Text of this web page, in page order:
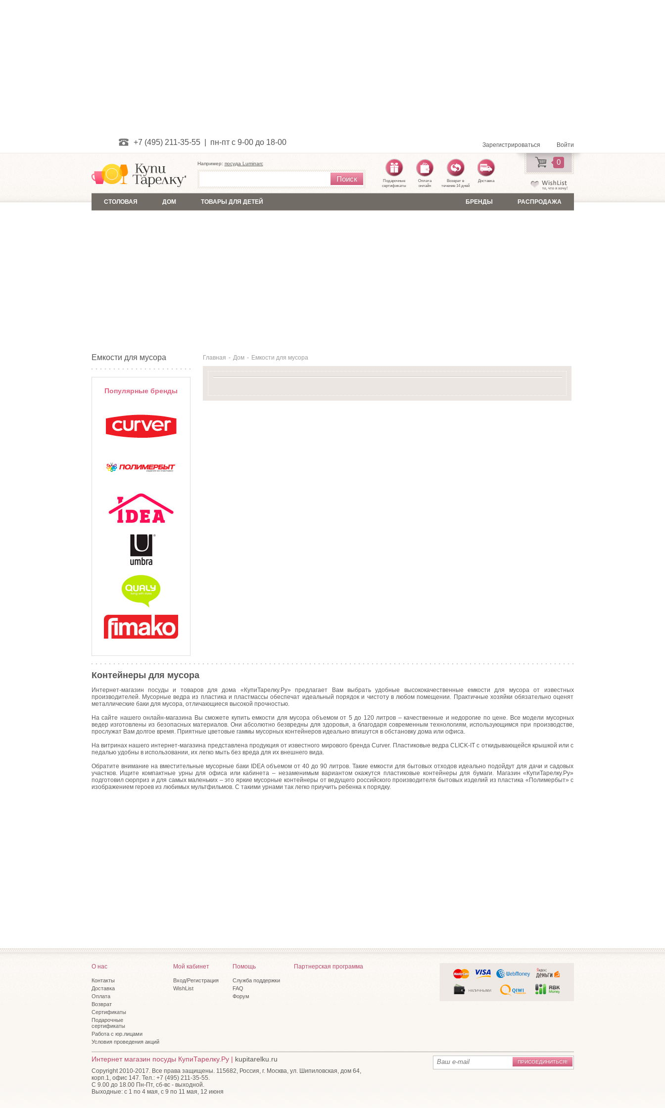
+7 (495) 211-35-55 | пн-пт с 9-00 до 18-00 Зарегистрироваться Войти
0
Например: посуда Luminarc
Поиск
Подарочные
сертификаты
Оплата
онлайн
Возврат в
течение 14 дней
Доставка
СТОЛОВАЯ ДОМ ТОВАРЫ ДЛЯ ДЕТЕЙ РАСПРОДАЖА
БРЕНДЫ
Емкости для мусора
Популярные бренды
Главная - Дом - Емкости для мусора
Контейнеры для мусора
Интернет-магазин посуды и товаров для дома «КупиТарелку.Ру» предлагает Вам выбрать удобные высококачественные емкости для мусора от известных
производителей. Мусорные ведра из пластика и пластмассы обеспечат идеальный порядок и чистоту в любом помещении. Практичные хозяйки обязательно оценят
металлические баки для мусора, отличающиеся высокой прочностью.
На сайте нашего онлайн-магазина Вы сможете купить емкости для мусора объемом от 5 до 120 литров – качественные и недорогие по цене. Все модели мусорных
ведер изготовлены из безопасных материалов. Они абсолютно безвредны для здоровья, а благодаря современным технологиям, использующимся при производстве,
прослужат Вам долгое время. Приятные цветовые гаммы мусорных контейнеров идеально впишутся в обстановку дома или офиса.
На витринах нашего интернет-магазина представлена продукция от известного мирового бренда Curver. Пластиковые ведра CLICK-IT с откидывающейся крышкой или с
педалью удобны в использовании, их легко мыть без вреда для их внешнего вида.
Обратите внимание на вместительные мусорные баки IDEA объемом от 40 до 90 литров. Такие емкости для бытовых отходов идеально подойдут для дачи и садовых
участков. Ищите компактные урны для офиса или кабинета – незаменимым вариантом окажутся пластиковые контейнеры для бумаги. Магазин «КупиТарелку.Ру»
подготовил сюрприз и для самых маленьких – это яркие мусорные контейнеры от ведущего российского производителя бытовых изделий из пластика «Полимербыт» с
изображением героев из любимых мультфильмов. С такими урнами так легко приучить ребенка к порядку.
О нас
Контакты
Доставка
Оплата
Возврат
Сертификаты
Подарочные
сертификаты
Работа с юр.лицами
Условия проведения акций
Мой кабинет
Вход/Регистрация
WishList
Помощь
Служба поддержки
FAQ
Форум
Партнерская программа
ПРИСОЕДИНИТЬСЯ!
Интернет магазин посуды КупиТарелку.Ру | kupitarelku.ru
Copyright 2010-2017. Все права защищены. 115682, Россия, г. Москва, ул. Шипиловская, дом 64,
корп.1, офис 147. Тел.: +7 (495) 211-35-55.
С 9.00 до 18.00 Пн-Пт, сб-вс - выходной.
Выходные: с 1 по 4 мая, с 9 по 11 мая, 12 июня